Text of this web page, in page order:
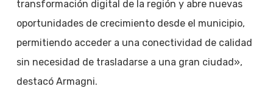
transformación digital de la región y abre nuevas
oportunidades de crecimiento desde el municipio,
permitiendo acceder a una conectividad de calidad
sin necesidad de trasladarse a una gran ciudad»,
destacó Armagni.